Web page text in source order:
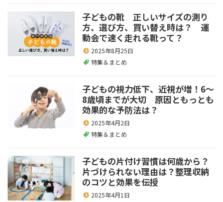
子どもの靴 正しいサイズの測り
方、選び方、買い替え時は？ 運
動会で速く走れる靴って？
2025年8月25日
特集＆まとめ
子どもの視力低下、近視が増！6～
8歳頃までが大切 原因ともっとも
効果的な予防法は？
2025年4月2日
特集＆まとめ
子どもの片付け習慣は何歳から？
片づけられない理由は？整理収納
のコツと効果を伝授
2025年4月1日